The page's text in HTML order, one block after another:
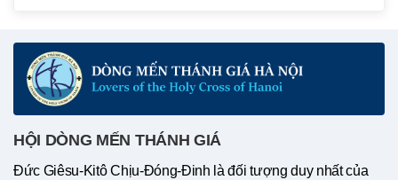
HỘI DÒNG MẾN THÁNH GIÁ
Đức Giêsu-Kitô Chịu-Đóng-Đinh là đối tượng duy nhất của